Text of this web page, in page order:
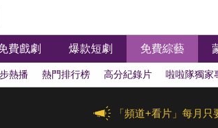
費戲劇 爆款短劇 免費綜藝
熱播 熱門排行榜 高分紀錄片 啦啦隊獨家
「頻道+看片」每月只